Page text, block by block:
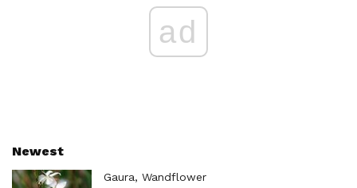
ad
Newest
Gaura, Wandflower